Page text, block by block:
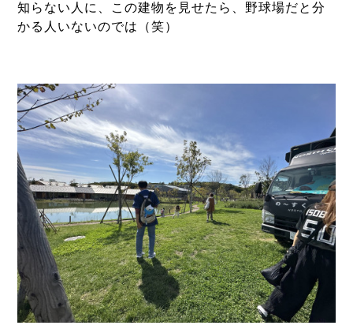
知らない人に、
この建物を見せたら、野球場だと分
かる人いないのでは（笑）